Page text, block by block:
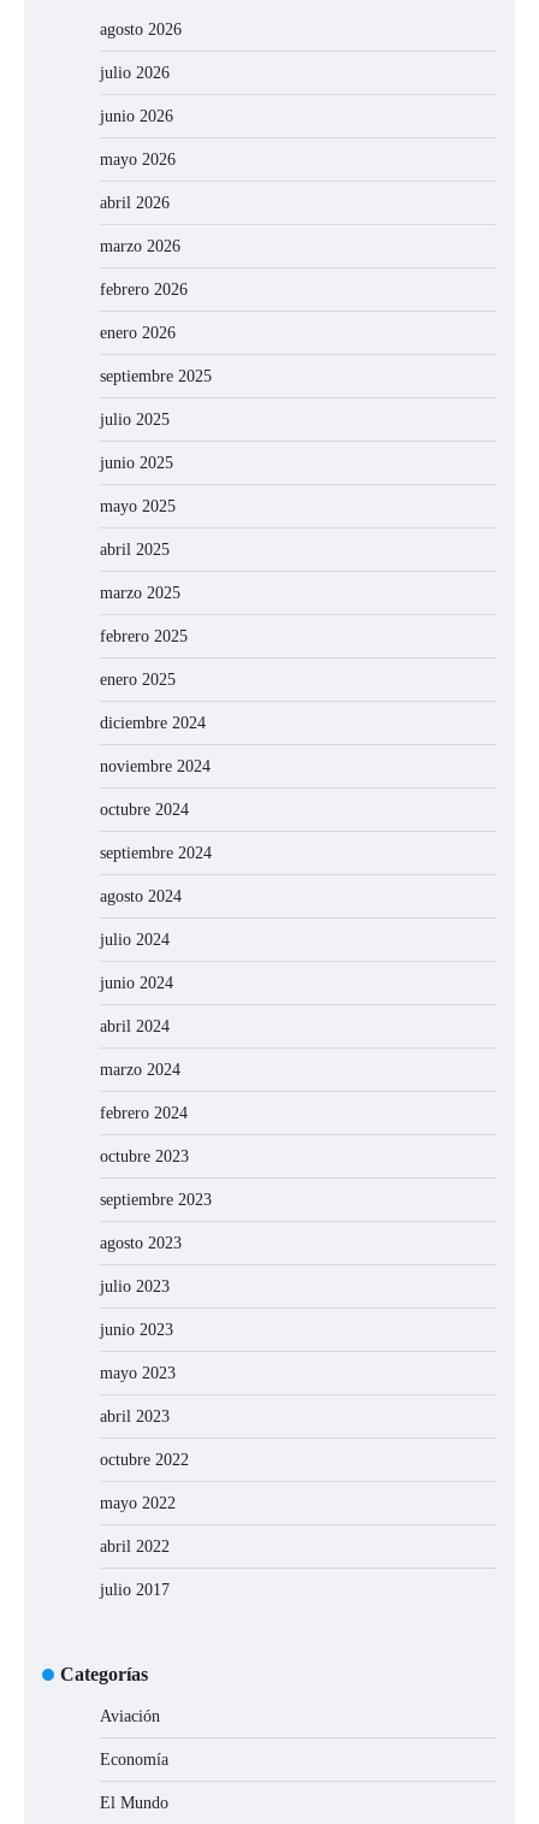
agosto 2026
julio 2026
junio 2026
mayo 2026
abril 2026
marzo 2026
febrero 2026
enero 2026
septiembre 2025
julio 2025
junio 2025
mayo 2025
abril 2025
marzo 2025
febrero 2025
enero 2025
diciembre 2024
noviembre 2024
octubre 2024
septiembre 2024
agosto 2024
julio 2024
junio 2024
abril 2024
marzo 2024
febrero 2024
octubre 2023
septiembre 2023
agosto 2023
julio 2023
junio 2023
mayo 2023
abril 2023
octubre 2022
mayo 2022
abril 2022
julio 2017
Categorías
Aviación
Economía
El Mundo